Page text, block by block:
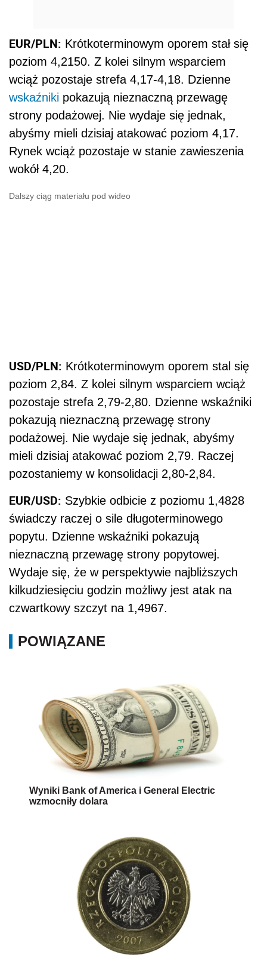
EUR/PLN: Krótkoterminowym oporem stał się
poziom 4,2150. Z kolei silnym wsparciem
wciąż pozostaje strefa 4,17-4,18. Dzienne
wskaźniki pokazują nieznaczną przewagę
strony podażowej. Nie wydaje się jednak,
abyśmy mieli dzisiaj atakować poziom 4,17.
Rynek wciąż pozostaje w stanie zawieszenia
wokół 4,20.
Dalszy ciąg materiału pod wideo
USD/PLN: Krótkoterminowym oporem stal się
poziom 2,84. Z kolei silnym wsparciem wciąż
pozostaje strefa 2,79-2,80. Dzienne wskaźniki
pokazują nieznaczną przewagę strony
podażowej. Nie wydaje się jednak, abyśmy
mieli dzisiaj atakować poziom 2,79. Raczej
pozostaniemy w konsolidacji 2,80-2,84.
EUR/USD: Szybkie odbicie z poziomu 1,4828
świadczy raczej o sile długoterminowego
popytu. Dzienne wskaźniki pokazują
nieznaczną przewagę strony popytowej.
Wydaje się, że w perspektywie najbliższych
kilkudziesięciu godzin możliwy jest atak na
czwartkowy szczyt na 1,4967.
POWIĄZANE
Wyniki Bank of America i General Electric
wzmocniły dolara